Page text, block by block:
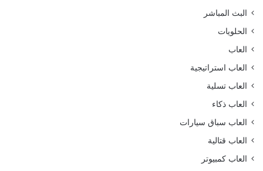
البث المباشر
الحلويات
العاب
العاب استراتيجية
العاب تسلية
العاب ذكاء
العاب سباق سيارات
العاب قتالية
العاب كمبيوتر